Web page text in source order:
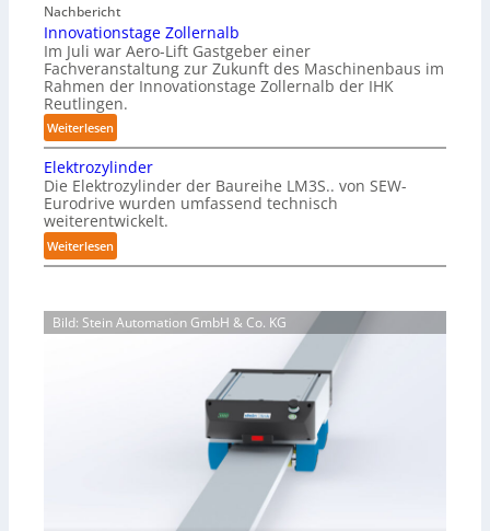
e
i
e
u
n
d
k
o
r
r
o
s
i
n
s
g
a
z
n
-
B
e
l
a
d
n
ü
Nachbericht
Innovationstage Zollernalb
Im Juli war Aero-Lift Gastgeber einer
Fachveranstaltung zur Zukunft des Maschinenbaus im
Rahmen der Innovationstage Zollernalb der IHK
Reutlingen.
Weiterlesen:
I
n
n
o
v
a
t
o
n
Elektrozylinder
Die Elektrozylinder der Baureihe LM3S.. von SEW-
Eurodrive wurden umfassend technisch
weiterentwickelt.
Weiterlesen:
E
k
Bild: Stein Automation GmbH & Co. KG